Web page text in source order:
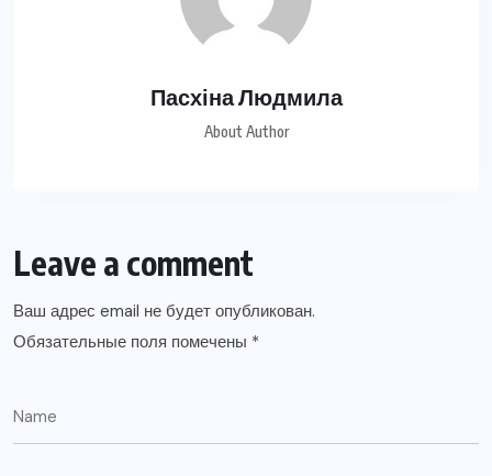
Пасхіна Людмила
About Author
Leave a comment
Ваш адрес email не будет опубликован.
Обязательные поля помечены *